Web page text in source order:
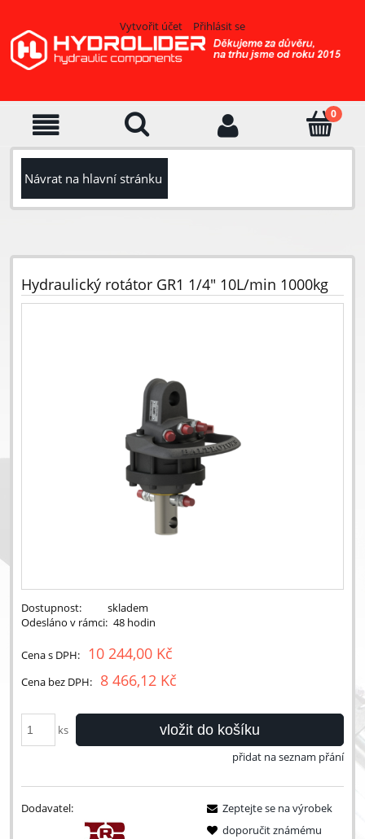
Vytvořit účet Přihlásit se
Návrat na hlavní stránku
Hydraulický rotátor GR1 1/4" 10L/min 1000kg
Dostupnost:
skladem
Odesláno v rámci: 48 hodin
Cena s DPH: 10 244,00 Kč
Cena bez DPH: 8 466,12 Kč
ks vložit do košíku
přidat na seznam přání
Dodavatel:
Zeptejte se na výrobek
doporučit známému